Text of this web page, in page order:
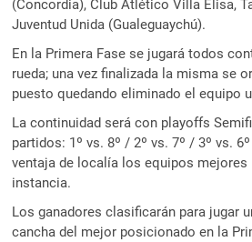
(Concordia), Club Atlético Villa Elisa,
Juventud Unida (Gualeguaychú).
En la Primera Fase se jugará todos
rueda; una vez finalizada la misma se
puesto quedando eliminado el equipo
La continuidad será con playoffs
partidos: 1º vs. 8º / 2º vs. 7º / 3º vs.
ventaja de localía los equipos mejores
instancia.
Los ganadores clasificarán para jugar
cancha del mejor posicionado en la